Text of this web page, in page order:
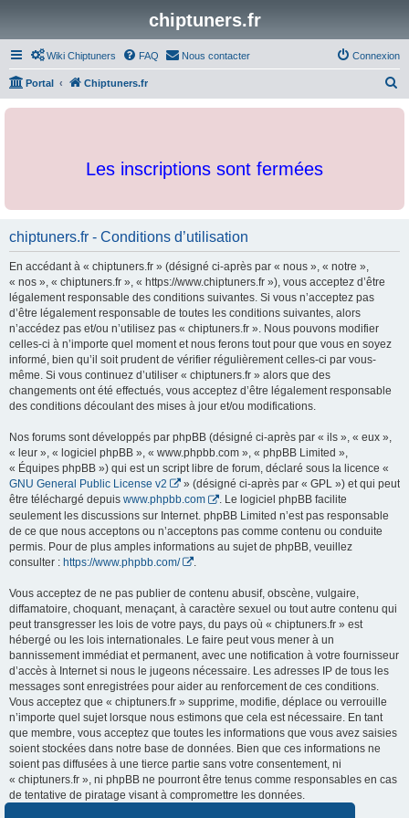
chiptuners.fr
Wiki Chiptuners FAQ Nous contacter Connexion
Portal Chiptuners.fr
c
Les inscriptions sont fermées
chiptuners.fr - Conditions d’utilisation
En accédant à « chiptuners.fr » (désigné ci-après par « nous », « notre »,
« nos », « chiptuners.fr », « https://www.chiptuners.fr »), vous acceptez d’être
légalement responsable des conditions suivantes. Si vous n’acceptez pas
d’être légalement responsable de toutes les conditions suivantes, alors
n’accédez pas et/ou n’utilisez pas « chiptuners.fr ». Nous pouvons modifier
celles-ci à n’importe quel moment et nous ferons tout pour que vous en soyez
informé, bien qu’il soit prudent de vérifier régulièrement celles-ci par vous-
même. Si vous continuez d’utiliser « chiptuners.fr » alors que des
changements ont été effectués, vous acceptez d’être légalement responsable
des conditions découlant des mises à jour et/ou modifications.
Nos forums sont développés par phpBB (désigné ci-après par « ils », « eux »,
« leur », « logiciel phpBB », « www.phpbb.com », « phpBB Limited »,
« Équipes phpBB ») qui est un script libre de forum, déclaré sous la licence «
GNU General Public License v2
» (désigné ci-après par « GPL ») et qui peut
être téléchargé depuis www.phpbb.com
. Le logiciel phpBB facilite
seulement les discussions sur Internet. phpBB Limited n’est pas responsable
de ce que nous acceptons ou n’acceptons pas comme contenu ou conduite
permis. Pour de plus amples informations au sujet de phpBB, veuillez
consulter : https://www.phpbb.com/
Vous acceptez de ne pas publier de contenu abusif, obscène, vulgaire,
diffamatoire, choquant, menaçant, à caractère sexuel ou tout autre contenu qui
peut transgresser les lois de votre pays, du pays où « chiptuners.fr » est
hébergé ou les lois internationales. Le faire peut vous mener à un
bannissement immédiat et permanent, avec une notification à votre fournisseur
d’accès à Internet si nous le jugeons nécessaire. Les adresses IP de tous les
messages sont enregistrées pour aider au renforcement de ces conditions.
Vous acceptez que « chiptuners.fr » supprime, modifie, déplace ou verrouille
n’importe quel sujet lorsque nous estimons que cela est nécessaire. En tant
que membre, vous acceptez que toutes les informations que vous avez saisies
soient stockées dans notre base de données. Bien que ces informations ne
soient pas diffusées à une tierce partie sans votre consentement, ni
« chiptuners.fr », ni phpBB ne pourront être tenus comme responsables en cas
de tentative de piratage visant à compromettre les données.